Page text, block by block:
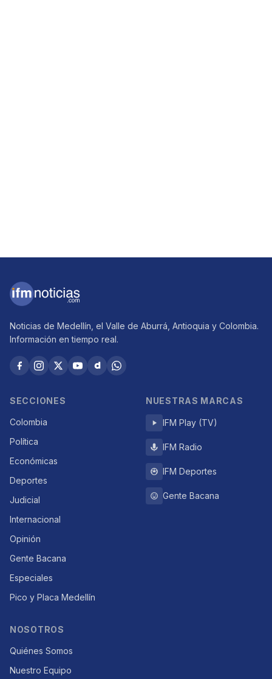
Noticias de Medellín, el Valle de Aburrá, Antioquia y Colombia.
Información en tiempo real.
SECCIONES
Colombia
Política
Económicas
Deportes
Judicial
Internacional
Opinión
Gente Bacana
Especiales
Pico y Placa Medellín
NUESTRAS MARCAS
IFM Play (TV)
IFM Radio
IFM Deportes
Gente Bacana
NOSOTROS
Quiénes Somos
Nuestro Equipo